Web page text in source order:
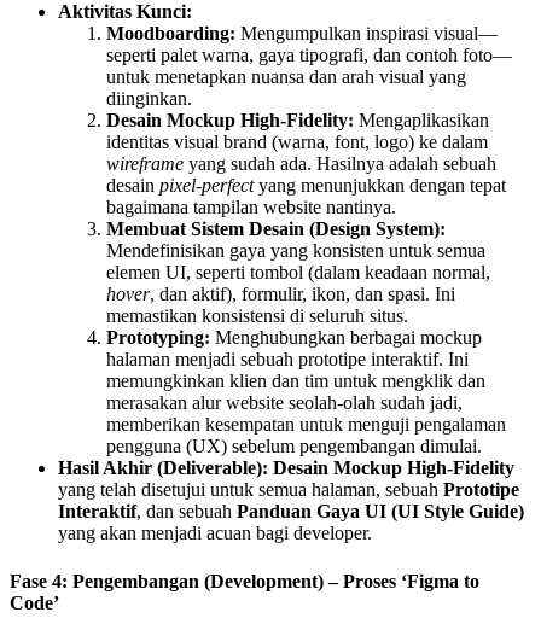
Aktivitas Kunci:
Moodboarding: Mengumpulkan inspirasi visual—
seperti palet warna, gaya tipografi, dan contoh foto—
untuk menetapkan nuansa dan arah visual yang
diinginkan.
Desain Mockup High-Fidelity: Mengaplikasikan
identitas visual brand (warna, font, logo) ke dalam
wireframe yang sudah ada. Hasilnya adalah sebuah
desain pixel-perfectyang menunjukkan dengan tepat
bagaimana tampilan website nantinya.
Membuat Sistem Desain (Design System):
Mendefinisikan gaya yang konsisten untuk semua
elemen UI, seperti tombol (dalam keadaan normal,
hover, dan aktif), formulir, ikon, dan spasi. Ini
memastikan konsistensi di seluruh situs.
Prototyping: Menghubungkan berbagai mockup
halaman menjadi sebuah prototipe interaktif. Ini
memungkinkan klien dan tim untuk mengklik dan
merasakan alur website seolah-olah sudah jadi,
memberikan kesempatan untuk menguji pengalaman
pengguna (UX) sebelum pengembangan dimulai.
Hasil Akhir (Deliverable): Desain Mockup High-Fidelity
yang telah disetujui untuk semua halaman, sebuah Prototipe
Interaktif, dan sebuah Panduan Gaya UI (UI Style Guide)
yang akan menjadi acuan bagi developer.
Fase 4: Pengembangan (Development) – Proses ‘Figma to
Code’